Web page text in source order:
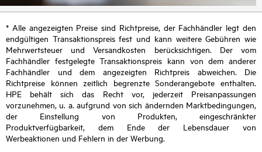
* Alle angezeigten Preise sind Richtpreise, der Fachhändler legt den
endgültigen Transaktionspreis fest und kann weitere Gebühren wie
Mehrwertsteuer und Versandkosten berücksichtigen. Der vom
Fachhändler festgelegte Transaktionspreis kann von dem anderer
Fachhändler und dem angezeigten Richtpreis abweichen. Die
Richtpreise können zeitlich begrenzte Sonderangebote enthalten.
HPE behält sich das Recht vor, jederzeit Preisanpassungen
vorzunehmen, u. a. aufgrund von sich ändernden Marktbedingungen,
der Einstellung von Produkten, eingeschränkter
Produktverfügbarkeit, dem Ende der Lebensdauer von
Werbeaktionen und Fehlern in der Werbung.